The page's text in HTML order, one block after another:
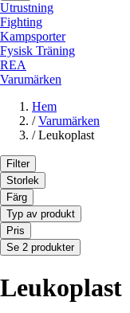
Utrustning
Fighting
Kampsporter
Fysisk Träning
REA
Varumärken
Hem
/ Varumärken
/ Leukoplast
Filter
Storlek
Färg
Typ av produkt
Pris
Se 2 produkter
Leukoplast